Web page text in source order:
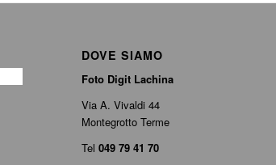
DOVE SIAMO
Foto Digit Lachina
Via A. Vivaldi 44
Montegrotto Terme
Tel 049 79 41 70